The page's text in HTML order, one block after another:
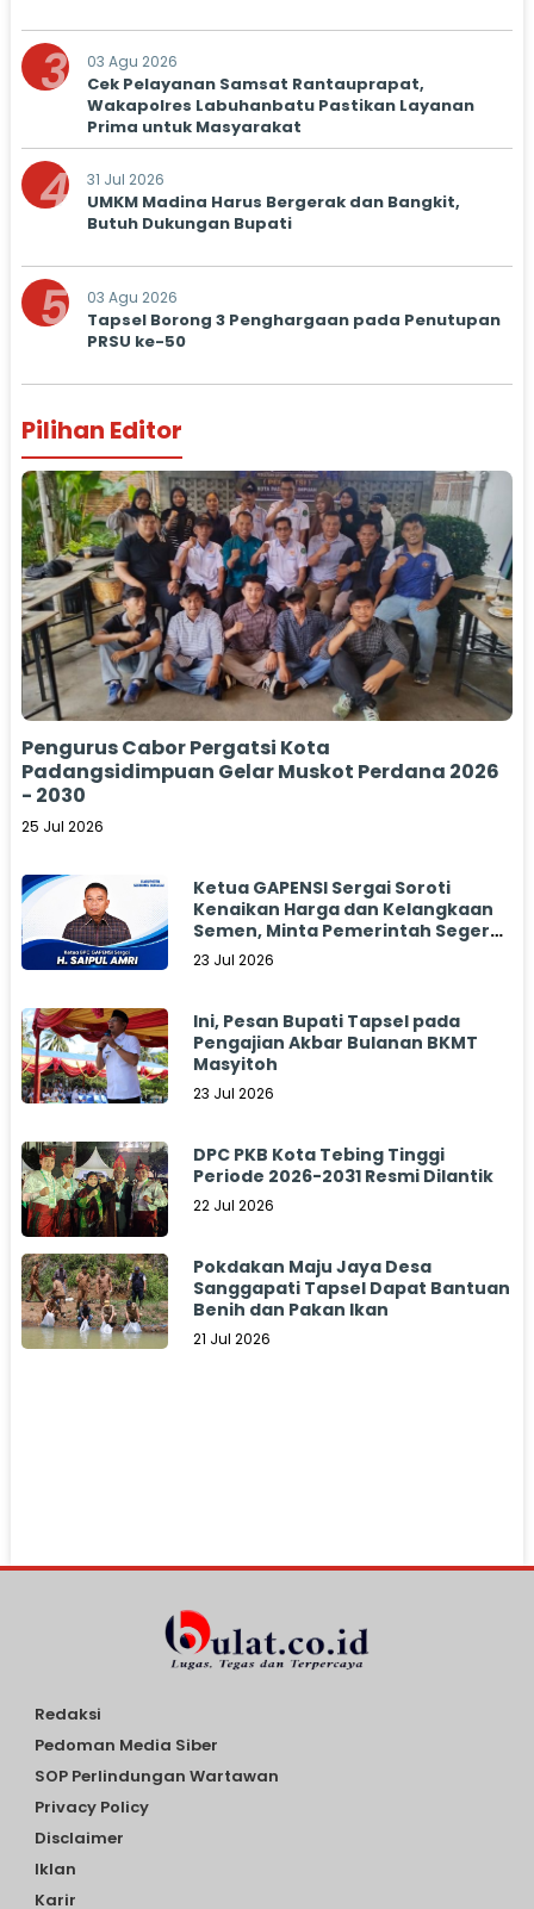
3 03 Agu 2026
Cek Pelayanan Samsat Rantauprapat,
Wakapolres Labuhanbatu Pastikan Layanan
Prima untuk Masyarakat
4 31 Jul 2026
UMKM Madina Harus Bergerak dan Bangkit,
Butuh Dukungan Bupati
5 03 Agu 2026
Tapsel Borong 3 Penghargaan pada Penutupan
PRSU ke-50
Pilihan Editor
Pengurus Cabor Pergatsi Kota
Padangsidimpuan Gelar Muskot Perdana 2026
- 2030
25 Jul 2026
Ketua GAPENSI Sergai Soroti
Kenaikan Harga dan Kelangkaan
Semen, Minta Pemerintah Segera
Bertindak
23 Jul 2026
Ini, Pesan Bupati Tapsel pada
Pengajian Akbar Bulanan BKMT
Masyitoh
23 Jul 2026
DPC PKB Kota Tebing Tinggi
Periode 2026-2031 Resmi Dilantik
22 Jul 2026
Pokdakan Maju Jaya Desa
Sanggapati Tapsel Dapat Bantuan
Benih dan Pakan Ikan
21 Jul 2026
Redaksi
Pedoman Media Siber
SOP Perlindungan Wartawan
Privacy Policy
Disclaimer
Iklan
Karir